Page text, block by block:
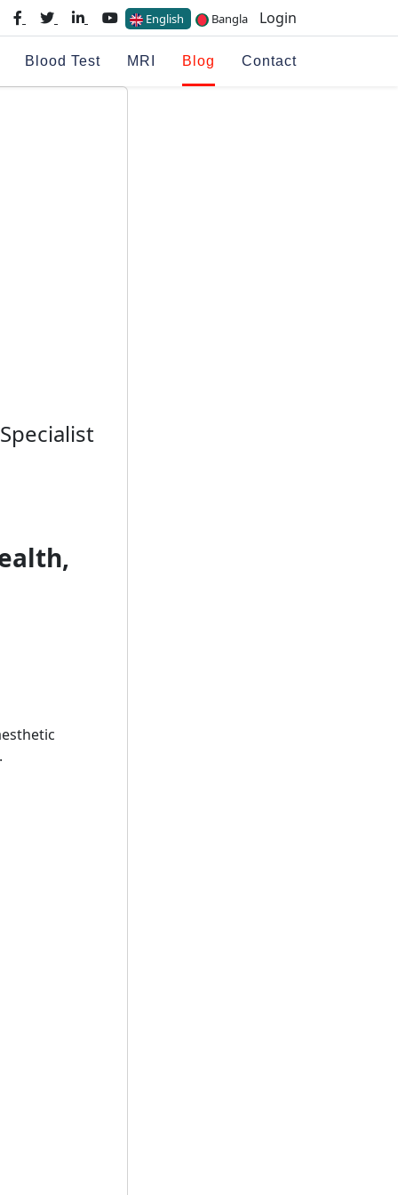
English Bangla Login
Blood Test MRI Blog Contact